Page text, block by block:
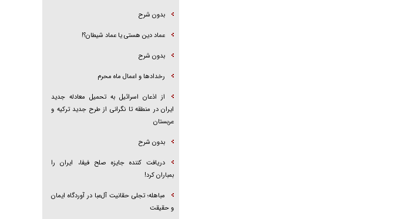
بدون شرح
عماد دین هستی یا عماد شیطان؟!
بدون شرح
رخداد‌ها و اعمال ماه محرم
از اذعان اسرائیل به تحمیل معادله جدید
ایران در منطقه تا نگرانی از طرح جدید ترکیه و
عربستان
بدون شرح
دریافت کننده جایزه صلح فیفا، ایران را
بمباران کرد!
مباهله؛ تجلی حقانیت آل‌عبا در آوردگاه ایمان
و حقیقت